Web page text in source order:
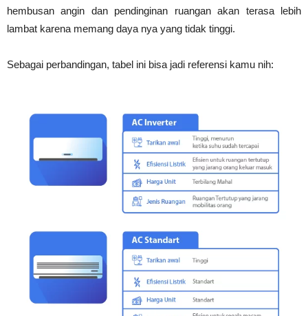
hembusan angin dan pendinginan ruangan akan terasa lebih
lambat karena memang daya nya yang tidak tinggi.
Sebagai perbandingan, tabel ini bisa jadi referensi kamu nih: